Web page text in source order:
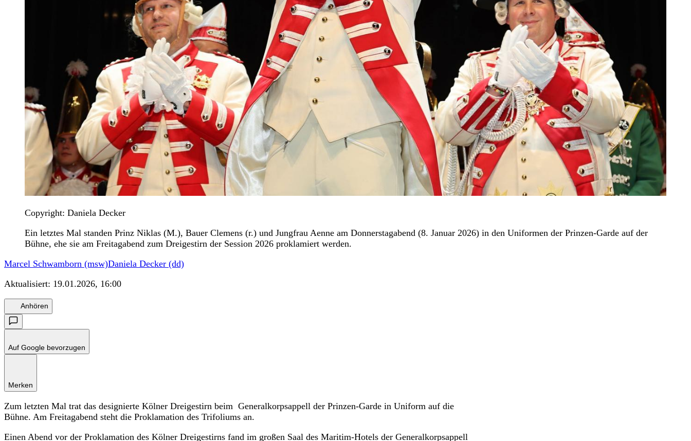
Copyright: Daniela Decker
Ein letztes Mal standen Prinz Niklas (M.), Bauer Clemens (r.) und Jungfrau Aenne am Donnerstagabend (8. Januar 2026) in den Uniformen der Prinzen-Garde auf der
Bühne, ehe sie am Freitagabend zum Dreigestirn der Session 2026 proklamiert werden.
Marcel Schwamborn (msw)Daniela Decker (dd)
Aktualisiert: 19.01.2026, 16:00
Anhören
Auf Google bevorzugen
Merken
Zum letzten Mal trat das designierte Kölner Dreigestirn beim Generalkorpsappell der Prinzen-Garde in Uniform auf die
Bühne. Am Freitagabend steht die Proklamation des Trifoliums an.
Einen Abend vor der Proklamation des Kölner Dreigestirns fand im großen Saal des Maritim-Hotels der Generalkorpsappell